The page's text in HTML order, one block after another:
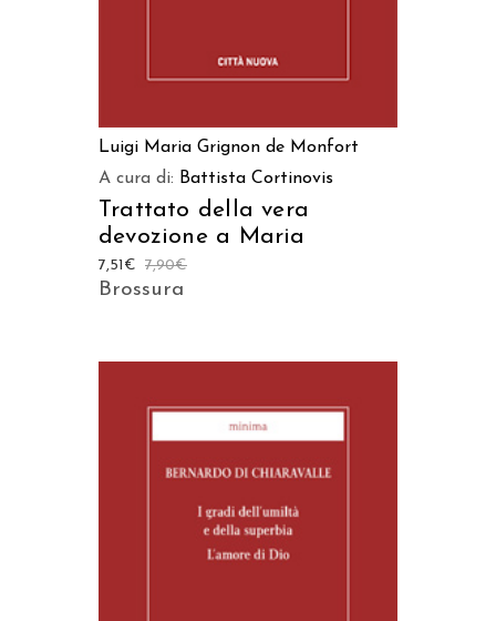
Luigi Maria Grignon de Monfort
A cura di: Battista Cortinovis
Trattato della vera
devozione a Maria
7,90€
7,51 €
Brossura